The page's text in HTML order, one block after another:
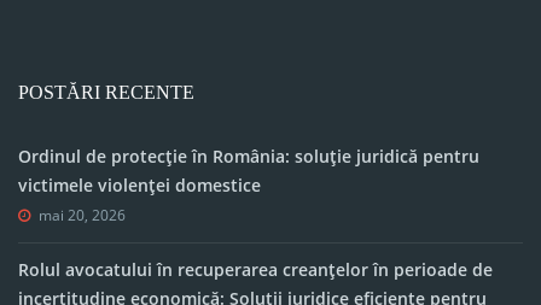
POSTĂRI RECENTE
Ordinul de protecție în România: soluție juridică pentru
victimele violenței domestice
mai 20, 2026
Rolul avocatului în recuperarea creanțelor în perioade de
incertitudine economică: Soluții juridice eficiente pentru